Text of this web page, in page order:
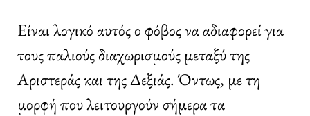
Είναι λογικό αυτός ο φόβος να αδιαφορεί για
τους παλιούς διαχωρισμούς μεταξύ της
Αριστεράς και της Δεξιάς. Όντως, με τη
μορφή που λειτουργούν σήμερα τα